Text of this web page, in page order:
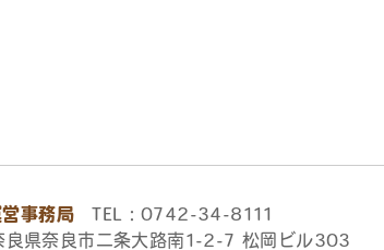
事務局 TEL：0742-34-8111
県奈良市二条大路南1-2-7 松岡ビル303